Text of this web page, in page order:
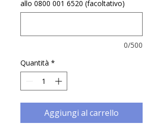
allo 0800 001 6520 (facoltativo)
0/500
Quantità *
Aggiungi al carrello